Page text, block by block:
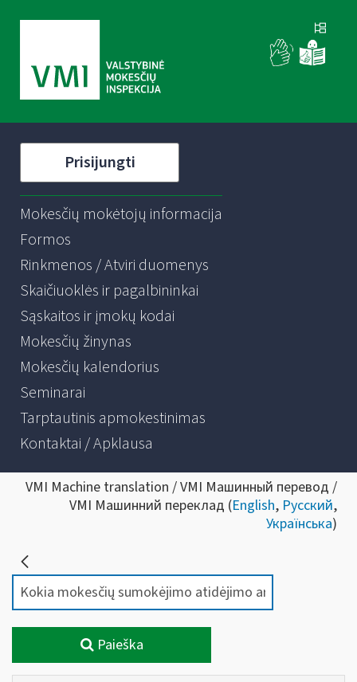
Prisijungti
Mokesčių mokėtojų informacija
Formos
Rinkmenos / Atviri duomenys
Skaičiuoklės ir pagalbininkai
Sąskaitos ir įmokų kodai
Mokesčių žinynas
Mokesčių kalendorius
Seminarai
Tarptautinis apmokestinimas
Kontaktai / Apklausa
VMI Machine translation / VMI Машинный перевод /
VMI Машинний переклад (English, Русский,
Українська)
Paieška